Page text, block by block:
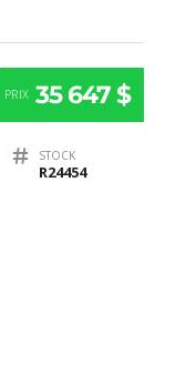
PRIX 35 647 $
STOCK
R24454